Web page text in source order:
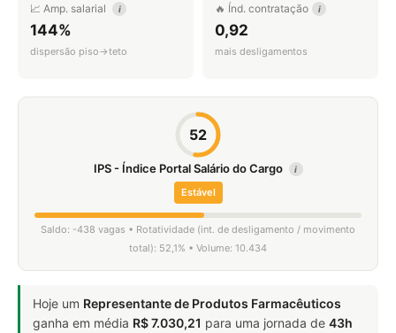
📈 Amp. salarial i
144%
dispersão piso→teto
🔥 Índ. contratação i
0,92
mais desligamentos
52
IPS - Índice Portal Salário do Cargo i
Estável
Saldo: -438 vagas • Rotatividade (int. de desligamento / movimento
total): 52,1% • Volume: 10.434
Hoje um Representante de Produtos Farmacêuticos
ganha em média R$ 7.030,21 para uma jornada de 43h